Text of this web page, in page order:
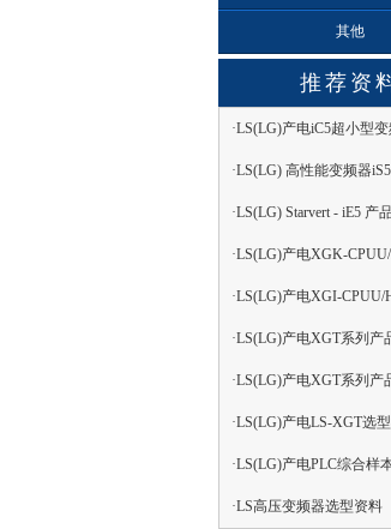
其他
推荐资
·LS(LG)产电iC5超小型
·LS(LG) 高性能变频器
·LS(LG) Starvert - iE5 产
·LS(LG)产电XGK-
·LS(LG)产电XGI-CPUU/
·LS(LG)产电XGT系列产
·LS(LG)产电XGT系列产
·LS(LG)产电LS-XGT选
·LS(LG)产电PLC综合样
·LS高压变频器选型资料